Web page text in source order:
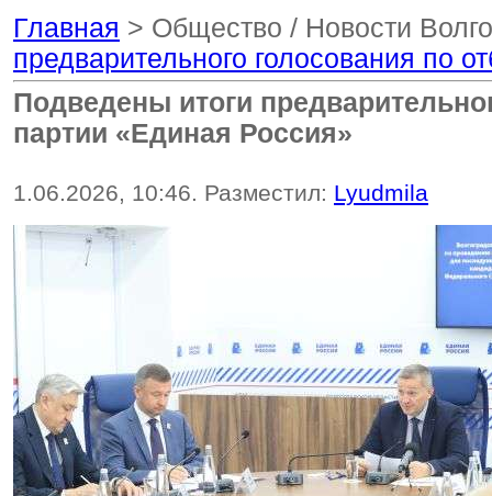
Главная > Общество / Новости
предварительного голосования по
Подведены итоги
партии «Единая Россия»
1.06.2026, 10:46. Разместил: Lyudmila